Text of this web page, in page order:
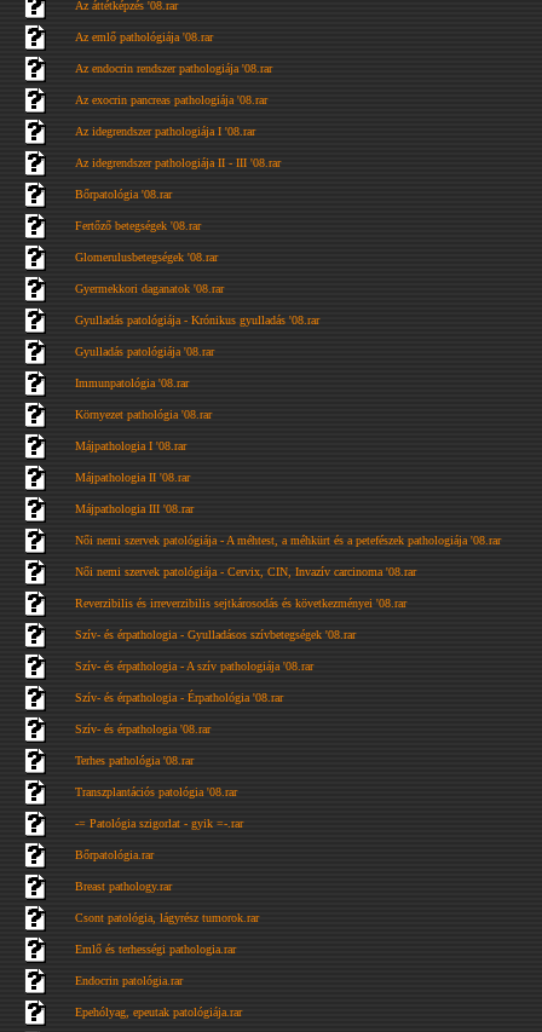
Az áttétképzés '08.rar
Az emlő pathológiája '08.rar
Az endocrin rendszer pathologiája '08.rar
Az exocrin pancreas pathologiája '08.rar
Az idegrendszer pathologiája I '08.rar
Az idegrendszer pathologiája II - III '08.rar
Bőrpatológia '08.rar
Fertőző betegségek '08.rar
Glomerulusbetegségek '08.rar
Gyermekkori daganatok '08.rar
Gyulladás patológiája - Krónikus gyulladás '08.rar
Gyulladás patológiája '08.rar
Immunpatológia '08.rar
Környezet pathológia '08.rar
Májpathologia I '08.rar
Májpathologia II '08.rar
Májpathologia III '08.rar
Női nemi szervek patológiája - A méhtest, a méhkürt és a petefészek pathologiája '08.rar
Női nemi szervek patológiája - Cervix, CIN, Invazív carcinoma '08.rar
Reverzibilis és irreverzibilis sejtkárosodás és következményei '08.rar
Szív- és érpathologia - Gyulladásos szívbetegségek '08.rar
Szív- és érpathologia - A szív pathologiája '08.rar
Szív- és érpathologia - Érpathológia '08.rar
Szív- és érpathologia '08.rar
Terhes pathológia '08.rar
Transzplantációs patológia '08.rar
-= Patológia szigorlat - gyik =-.rar
Bőrpatológia.rar
Breast pathology.rar
Csont patológia, lágyrész tumorok.rar
Emlő és terhességi pathologia.rar
Endocrin patológia.rar
Epehólyag, epeutak patológiája.rar